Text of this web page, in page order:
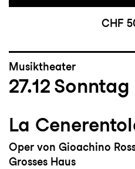
CHF
Musiktheater
27.12 Sonntag
La
Oper von Gioachino
Grosses Haus